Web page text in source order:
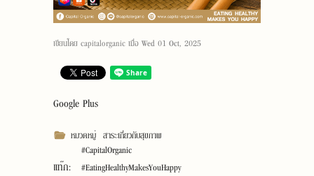
เขียนโดย capitalorganic เมื่อ Wed 01 Oct, 2025
Google Plus
หมวดหมู่ สาระเกี่ยวกับสุขภาพ
แท๊ก:
#CapitalOrganic
#EatingHealthyMakesYouHappy